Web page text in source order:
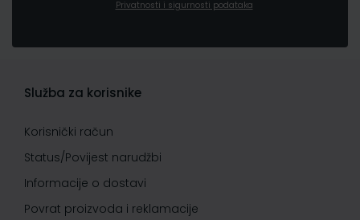
Privatnosti i sigurnosti podataka
Služba za korisnike
Korisnički račun
Status/Povijest narudžbi
Informacije o dostavi
Povrat proizvoda i reklamacije